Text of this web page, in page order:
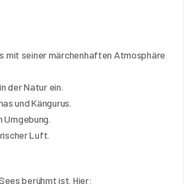
mit seiner märchenhaften Atmosphäre
der Natur ein.
und Kängurus.
Luft.
berühmt ist. Hier: